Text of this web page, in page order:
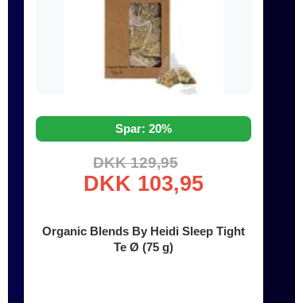
Spar: 20%
DKK 129,95
DKK 103,95
Organic Blends By Heidi Sleep Tight
Te Ø (75 g)